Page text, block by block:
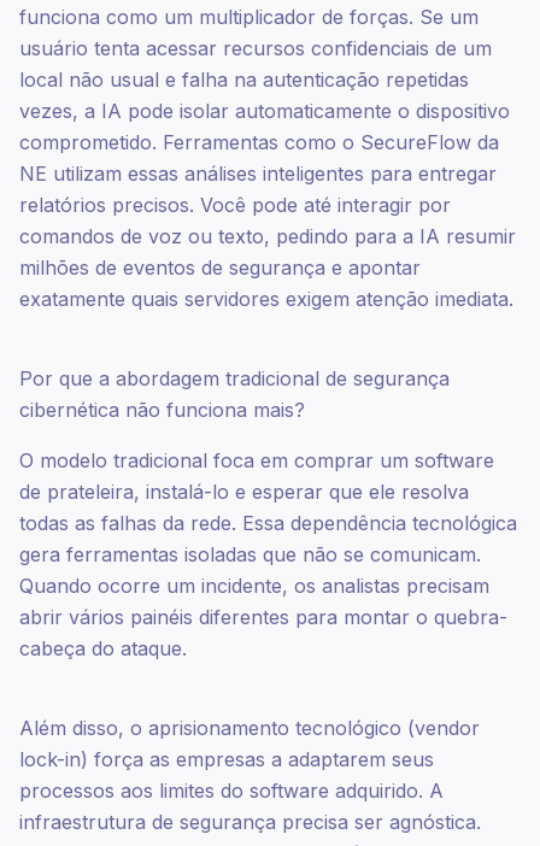
funciona como um multiplicador de forças. Se um
usuário tenta acessar recursos confidenciais de um
local não usual e falha na autenticação repetidas
vezes, a IA pode isolar automaticamente o dispositivo
comprometido. Ferramentas como o SecureFlow da
NE utilizam essas análises inteligentes para entregar
relatórios precisos. Você pode até interagir por
comandos de voz ou texto, pedindo para a IA resumir
milhões de eventos de segurança e apontar
exatamente quais servidores exigem atenção imediata.
Por que a abordagem tradicional de segurança
cibernética não funciona mais?
O modelo tradicional foca em comprar um software
de prateleira, instalá-lo e esperar que ele resolva
todas as falhas da rede. Essa dependência tecnológica
gera ferramentas isoladas que não se comunicam.
Quando ocorre um incidente, os analistas precisam
abrir vários painéis diferentes para montar o quebra-
cabeça do ataque.
Além disso, o aprisionamento tecnológico (vendor
lock-in) força as empresas a adaptarem seus
processos aos limites do software adquirido. A
infraestrutura de segurança precisa ser agnóstica.